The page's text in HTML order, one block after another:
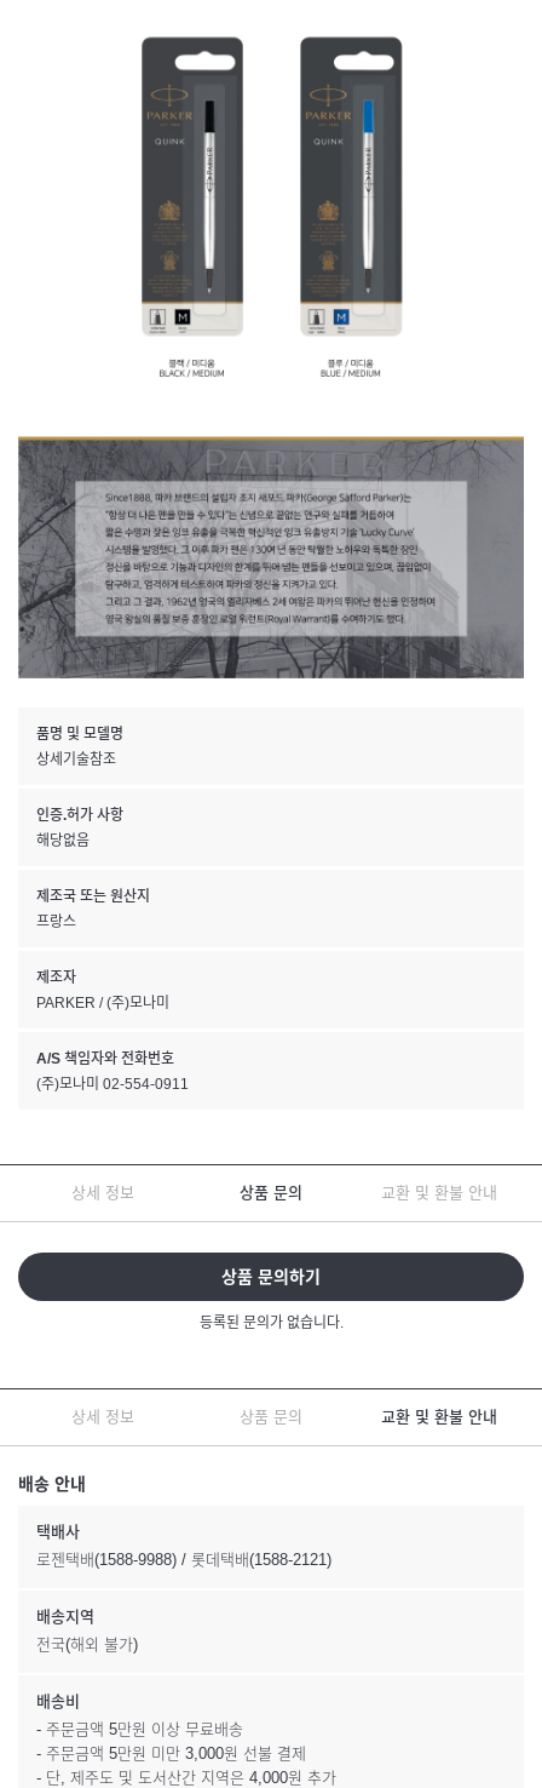
품명 및 모델명
상세기술참조
인증.허가 사항
해당없음
제조국 또는 원산지
프랑스
제조자
PARKER / (주)모나미
A/S 책임자와 전화번호
(주)모나미 02-554-0911
상세 정보 상품 문의 교환 및 환불 안내
상품 문의하기
등록된 문의가 없습니다.
상세 정보 상품 문의 교환 및 환불 안내
배송 안내
택배사
로젠택배(1588-9988) / 롯데택배(1588-2121)
배송지역
전국(해외 불가)
배송비
- 주문금액 5만원 이상 무료배송
- 주문금액 5만원 미만 3,000원 선불 결제
- 단, 제주도 및 도서산간 지역은 4,000원 추가